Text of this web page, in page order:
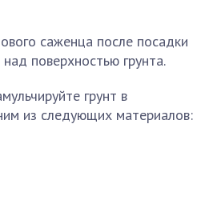
саженца после посадки
поверхностью грунта.
грунт в
из следующих материалов: